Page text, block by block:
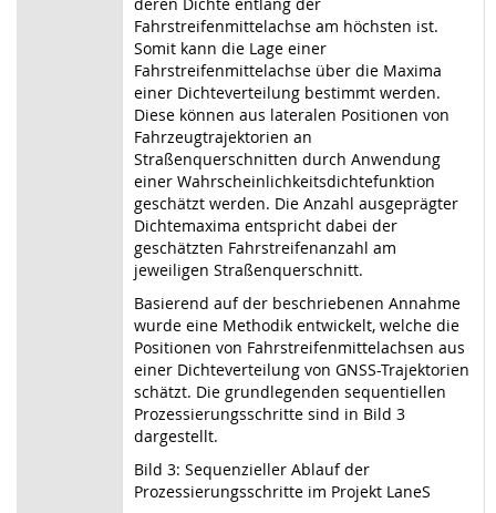
Fahrstreifenmittelachse am höchsten ist.
Somit kann die Lage einer
Fahrstreifenmittelachse über die Maxima
einer Dichteverteilung bestimmt werden.
Diese können aus lateralen Positionen von
Fahrzeugtrajektorien an
Straßenquerschnitten durch Anwendung
einer Wahrscheinlichkeitsdichtefunktion
geschätzt werden. Die Anzahl ausgeprägter
Dichtemaxima entspricht dabei der
geschätzten Fahrstreifenanzahl am
jeweiligen Straßenquerschnitt.
Basierend auf der beschriebenen Annahme
wurde eine Methodik entwickelt, welche die
Positionen von Fahrstreifenmittelachsen aus
einer Dichteverteilung von GNSS-Trajektorien
schätzt. Die grundlegenden sequentiellen
Prozessierungsschritte sind in Bild 3
dargestellt.
Bild 3: Sequenzieller Ablauf der
Prozessierungsschritte im Projekt LaneS